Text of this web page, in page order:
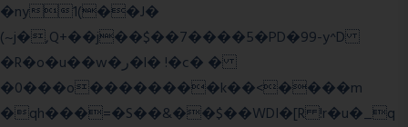
�ny1(��J�
(~j�,Q+��j��$��7����5�PD�99-y^D
�R�o�u��w�ر�l� !�c� �
�0���o��������k��<����m
�qh���=�S��&��$��WDI�[R !r�u�_q